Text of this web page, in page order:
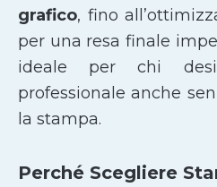
grafico, fino
per una resa finale
ideale per chi
professionale anche
la stampa.
Perché Scegliere